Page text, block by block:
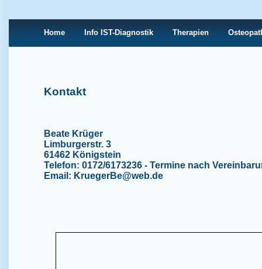
Home Info IST-Diagnostik Therapien
Kontakt
Beate Krüger
Limburgerstr. 3
61462 Königstein
Telefon: 0172/6173236 - Termine nach
Email: KruegerBe@web.de